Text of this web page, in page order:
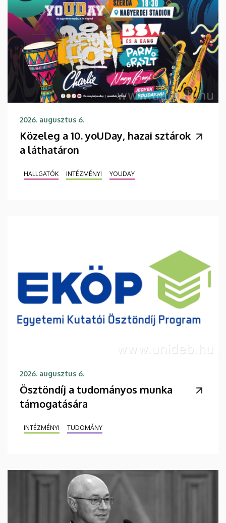
2026. augusztus 6.
Közeleg a 10. yoUDay, hazai sztárok
a láthatáron
HALLGATÓK INTÉZMÉNYI YOUDAY
2026. augusztus 6.
Ösztöndíj a tudományos munka
támogatására
INTÉZMÉNYI TUDOMÁNY